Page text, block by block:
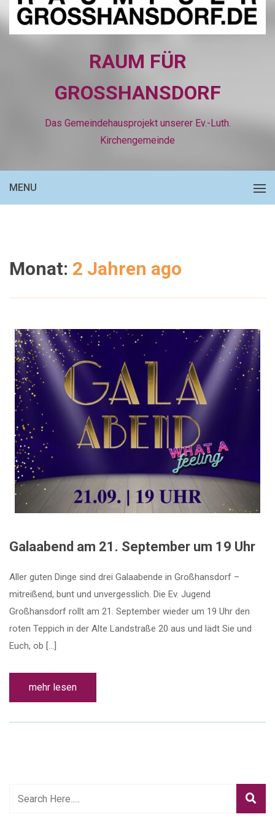
RAUM FÜR
GROSSHANSDORF
Das Gemeindehausprojekt unserer Ev.-Luth.
Kirchengemeinde
MENU
Monat: 2 Jahren ago
Galaabend am 21. September um 19 Uhr
Aller guten Dinge sind drei Galaabende in Großhansdorf –
mitreißend, bunt und unvergesslich. Die Ev. Jugend
Großhansdorf rollt am 21. September wieder um 19 Uhr den
roten Teppich in der Alte Landstraße 20 aus und lädt Sie und
Euch, ob […]
mehr lesen